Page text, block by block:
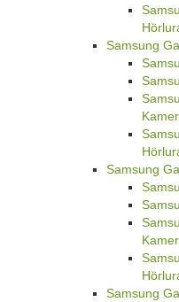
Samsung
Samsung
Samsung